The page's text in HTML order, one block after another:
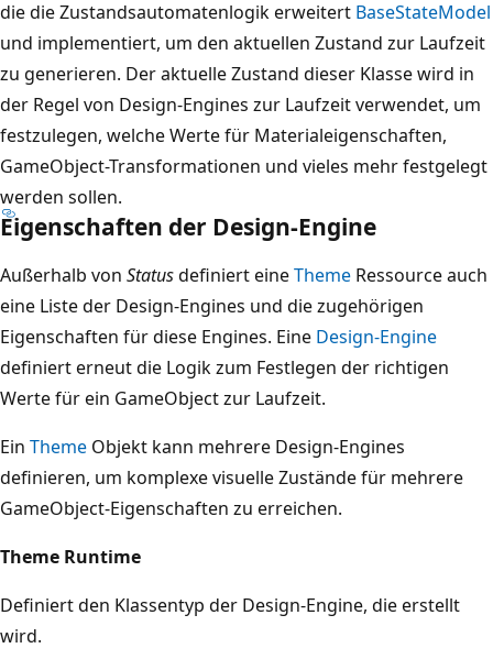
die die Zustandsautomatenlogik erweitert BaseStateModel
und implementiert, um den aktuellen Zustand zur Laufzeit
zu generieren. Der aktuelle Zustand dieser Klasse wird in
der Regel von Design-Engines zur Laufzeit verwendet, um
festzulegen, welche Werte für Materialeigenschaften,
GameObject-Transformationen und vieles mehr festgelegt
werden sollen.
Eigenschaften der Design-Engine
Außerhalb von Statusdefiniert eineTheme Ressource auch
eine Liste der Design-Engines und die zugehörigen
Eigenschaften für diese Engines. Eine Design-Engine
definiert erneut die Logik zum Festlegen der richtigen
Werte für ein GameObject zur Laufzeit.
Ein Theme Objekt kann mehrere Design-Engines
definieren, um komplexe visuelle Zustände für mehrere
GameObject-Eigenschaften zu erreichen.
Theme Runtime
Definiert den Klassentyp der Design-Engine, die erstellt
wird.